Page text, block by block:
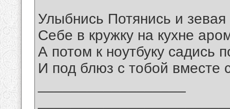
Улыбнись Потянись и
Себе в кружку на кухне
А потом к ноутбуку садись
И под блюз с тобой вместе